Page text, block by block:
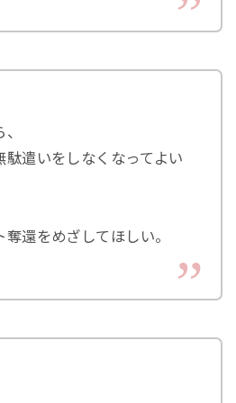
駄遣いをしなくなってよい
還をめざしてほしい。